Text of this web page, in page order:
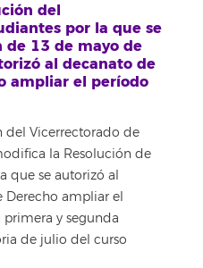
del
por la que se
de 13 de mayo de
al decanato de
ampliar el período
del Vicerrectorado de
la Resolución de
se autorizó al
ampliar el
y segunda
de julio del curso